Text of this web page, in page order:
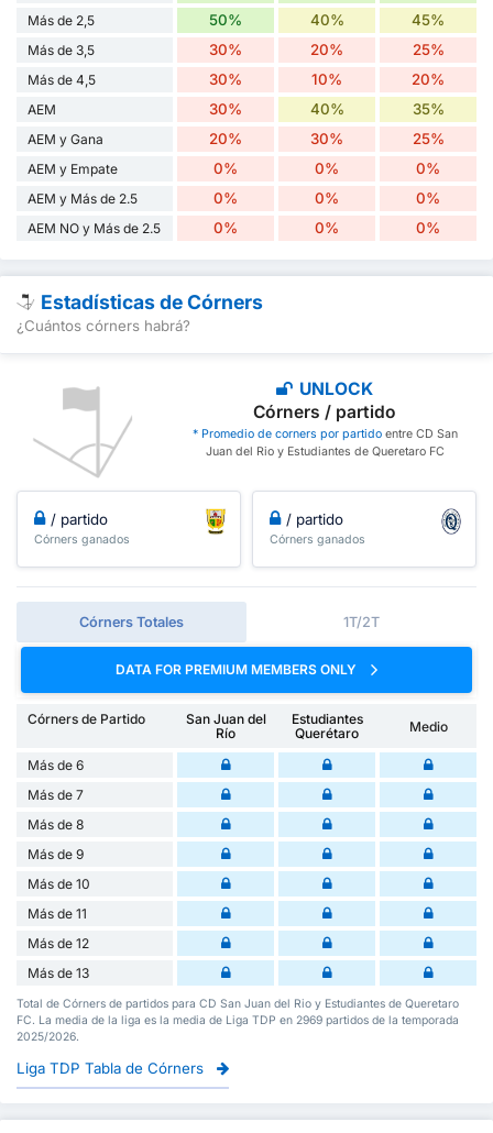
Más de 2,5 50% 40% 45%
Más de 3,5 30% 20% 25%
Más de 4,5 30% 10% 20%
AEM 30% 40% 35%
AEM y Gana 20% 30% 25%
AEM y Empate 0% 0% 0%
AEM y Más de 2.5 0% 0% 0%
AEM NO y Más de 2.5 0% 0% 0%
Estadísticas de Córners
¿Cuántos córners habrá?
UNLOCK
Córners / partido
* Promedio de corners por partidoentre CD San
Juan del Rio y Estudiantes de Queretaro FC
/ partido
Córners ganados
/ partido
Córners ganados
Córners Totales 1T/2T
DATA FOR PREMIUM MEMBERS ONLY
Córners de Partido
San Juan del
Río
Estudiantes
Querétaro
Medio
Más de 6
Más de 7
Más de 8
Más de 9
Más de 10
Más de 11
Más de 12
Más de 13
Total de Córners de partidos para CD San Juan del Rio y Estudiantes de Queretaro
FC. La media de la liga es la media de Liga TDP en 2969 partidos de la temporada
2025/2026.
Liga TDP Tabla de Córners